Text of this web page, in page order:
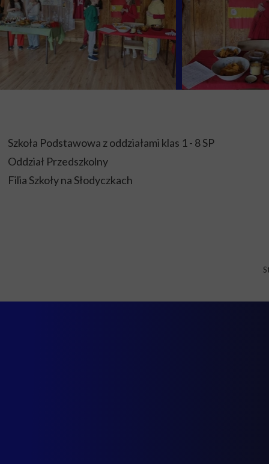
Szkoła Podstawowa z oddziałami klas 1 - 8 SP
Oddział Przedszkolny
Filia Szkoły na Słodyczkach